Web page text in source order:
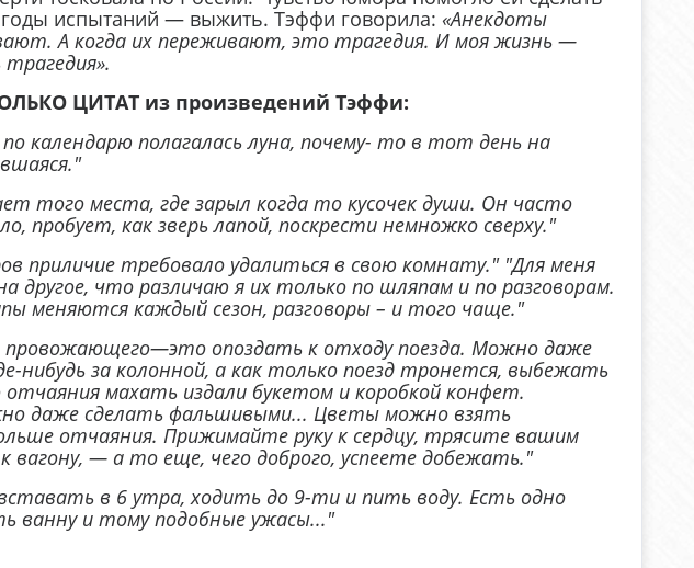
годы испытаний — выжить. Тэффи говорила: «Анекдоты
А когда их переживают, это трагедия. И моя жизнь —
ЦИТАТ из произведений Тэффи:
календарю полагалась луна, почему- то в тот день на
того места, где зарыл когда то кусочек души. Он часто
пробует, как зверь лапой, поскрести немножко сверху."
приличие требовало удалиться в свою комнату." "Для меня
другое, что различаю я их только по шляпам и по разговорам.
меняются каждый сезон, разговоры – и того чаще."
провожающего—это опоздать к отходу поезда. Можно даже
нибудь за колонной, а как только поезд тронется, выбежать
отчаяния махать издали букетом и коробкой конфет.
даже сделать фальшивыми... Цветы можно взять
отчаяния. Прижимайте руку к сердцу, трясите вашим
вагону, — а то еще, чего доброго, успеете добежать."
в 6 утра, ходить до 9-ти и пить воду. Есть одно
ванну и тому подобные ужасы..."